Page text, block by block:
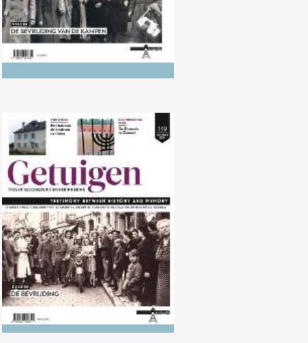
Nr. 139 (10/2024) De Bevrijding